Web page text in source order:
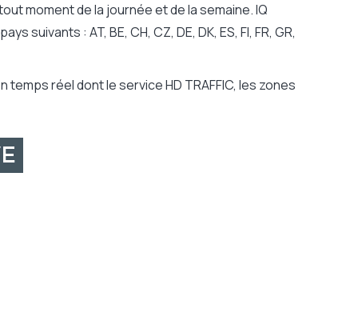
moment de la journée et de la semaine. IQ
: AT, BE, CH, CZ, DE, DK, ES, FI, FR, GR,
réel dont le service HD TRAFFIC, les zones